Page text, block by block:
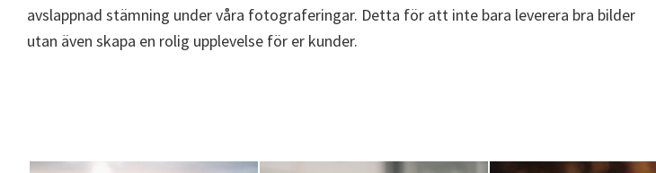
avslappnad stämning under våra fotograferingar. Detta för att inte bara leverera bra bilder
utan även skapa en rolig upplevelse för er kunder.